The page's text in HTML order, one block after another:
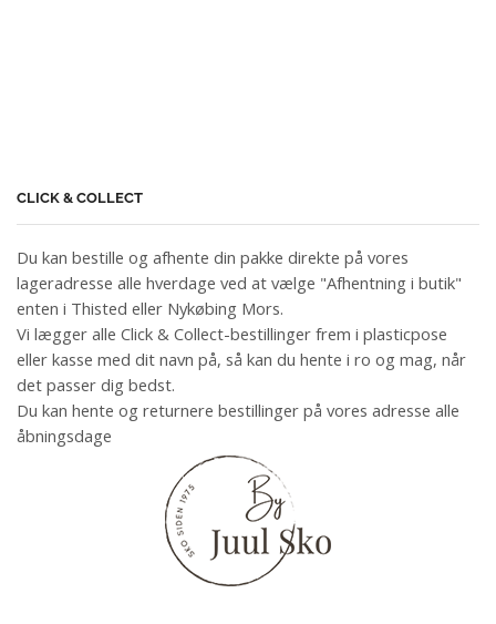
CLICK & COLLECT
Du kan bestille og afhente din pakke direkte på vores
lageradresse alle hverdage ved at vælge "Afhentning i butik"
enten i Thisted eller Nykøbing Mors.
Vi lægger alle Click & Collect-bestillinger frem i plasticpose
eller kasse med dit navn på, så kan du hente i ro og mag, når
det passer dig bedst.
Du kan hente og returnere bestillinger på vores adresse alle
åbningsdage